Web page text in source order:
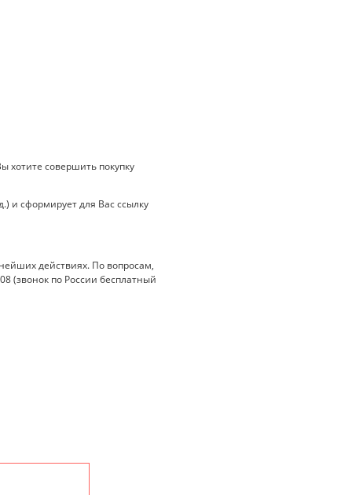
хотите совершить покупку
и сформирует для Вас ссылку
действиях. По вопросам,
(звонок по России бесплатный